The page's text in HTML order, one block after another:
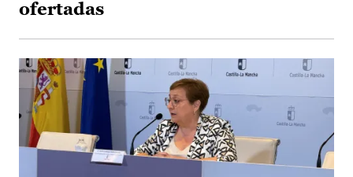
ofertadas